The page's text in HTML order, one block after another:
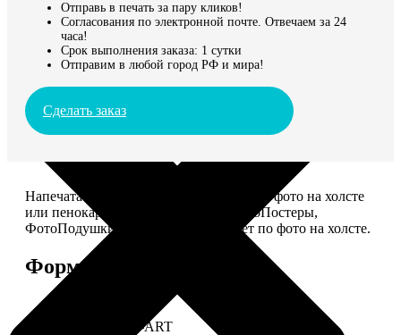
Отправь в печать за пару кликов!
Согласования по электронной почте. Отвечаем за 24
часа!
Срок выполнения заказа: 1 сутки
Отправим в любой город РФ и мира!
Сделать заказ
Напечатаем для вас картины Dream-Art, фото на холсте
или пенокартоне, ФотоМозаику, ФотоПостеры,
ФотоПодушки или напишем портрет по фото на холсте.
Форматы и цены
Картины DREAM-ART